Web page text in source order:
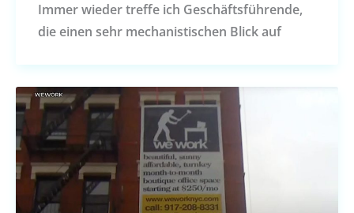
Immer wieder treffe ich Geschäftsführende,
die einen sehr mechanistischen Blick auf